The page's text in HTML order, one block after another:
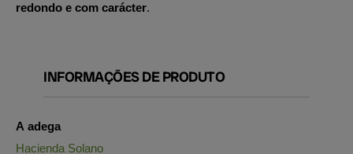
redondo e com carácter.
INFORMAÇÕES DE PRODUTO
A adega
Hacienda Solano